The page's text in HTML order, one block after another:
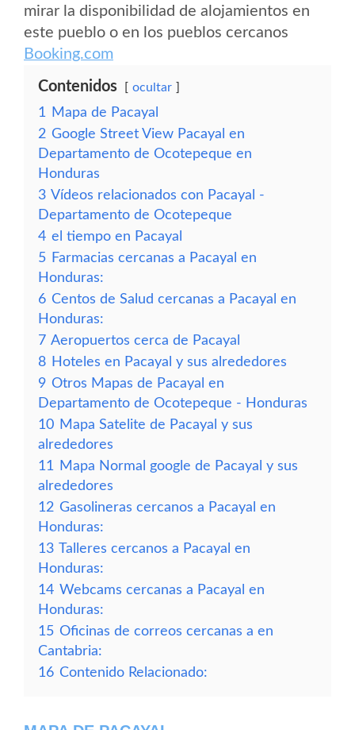
mirar la disponibilidad de alojamientos en
este pueblo o en los pueblos cercanos
Booking.com
Contenidos ocultar
1
Mapa de Pacayal
2 Google Street View Pacayal en
Departamento de Ocotepeque en
Honduras
3 Vídeos relacionados con Pacayal -
Departamento de Ocotepeque
4 el tiempo en Pacayal
5 Farmacias cercanas a Pacayal en
Honduras:
6 Centos de Salud cercanas a Pacayal en
Honduras:
7 Aeropuertos cerca de Pacayal
8 Hoteles en Pacayal y sus alrededores
9 Otros Mapas de Pacayal en
Departamento de Ocotepeque - Honduras
10 Mapa Satelite de Pacayal y sus
alrededores
11
Mapa Normal google de Pacayal y sus
alrededores
12 Gasolineras cercanos a Pacayal en
Honduras:
13 Talleres cercanos a Pacayal en
Honduras:
14 Webcams cercanas a Pacayal en
Honduras:
15 Oficinas de correos cercanas a en
Cantabria:
16 Contenido Relacionado: